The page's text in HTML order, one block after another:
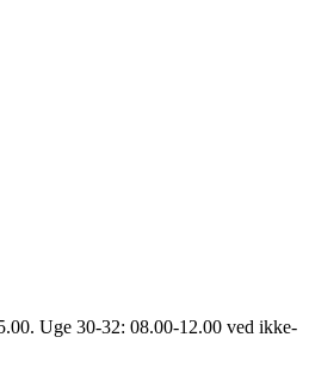
Uge 30-32: 08.00-12.00 ved ikke-